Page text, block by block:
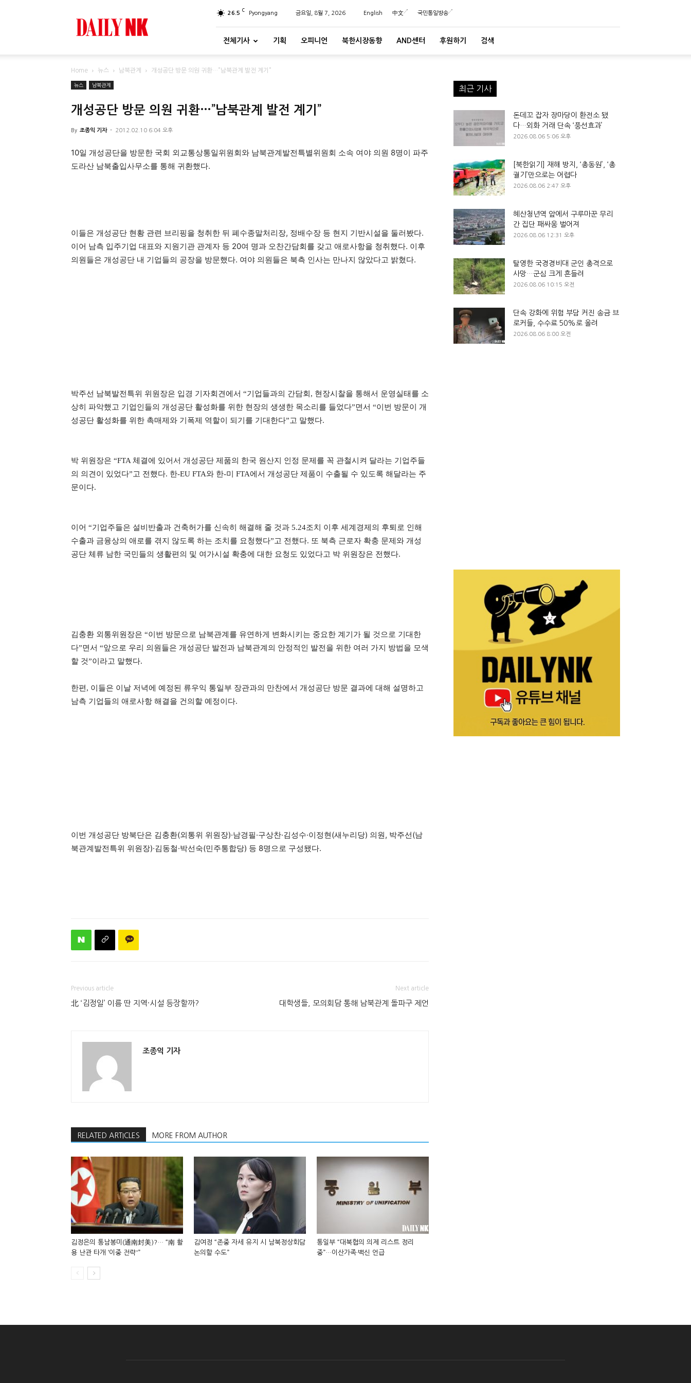
26.5 C Pyongyang 금요일, 8월 7, 2026 English 中文 국민통일방송
전체기사 기획 오피니언 북한시장동향 AND센터 후원하기 검색
Home 뉴스 남북관계 개성공단 방문 의원 귀환…”남북관계 발전 계기”
뉴스 남북관계
개성공단 방문 의원 귀환…”남북관계 발전 계기”
By 조종익 기자 - 2012.02.10 6:04 오후
10일 개성공단을 방문한 국회 외교통상통일위원회와 남북관계발전특별위원회 소속 여야 의원 8명이 파주
도라산 남북출입사무소를 통해 귀환했다.
이들은 개성공단 현황 관련 브리핑을 청취한 뒤 폐수종말처리장, 정배수장 등 현지 기반시설을 둘러봤다.
이어 남측 입주기업 대표와 지원기관 관계자 등 20여 명과 오찬간담회를 갖고 애로사항을 청취했다. 이후
의원들은 개성공단 내 기업들의 공장을 방문했다. 여야 의원들은 북측 인사는 만나지 않았다고 밝혔다.
박주선 남북발전특위 위원장은 입경 기자회견에서 “기업들과의 간담회, 현장시찰을 통해서 운영실태를 소
상히 파악했고 기업인들의 개성공단 활성화를 위한 현장의 생생한 목소리를 들었다”면서 “이번 방문이 개
성공단 활성화를 위한 촉매제와 기폭제 역할이 되기를 기대한다”고 말했다.
박 위원장은 “FTA 체결에 있어서 개성공단 제품의 한국 원산지 인정 문제를 꼭 관철시켜 달라는 기업주들
의 의견이 있었다”고 전했다. 한-EU FTA와 한-미 FTA에서 개성공단 제품이 수출될 수 있도록 해달라는 주
문이다.
이어 “기업주들은 설비반출과 건축허가를 신속히 해결해 줄 것과 5.24조치 이후 세계경제의 후퇴로 인해
수출과 금융상의 애로를 겪지 않도록 하는 조치를 요청했다”고 전했다. 또 북측 근로자 확충 문제와 개성
공단 체류 남한 국민들의 생활편의 및 여가시설 확충에 대한 요청도 있었다고 박 위원장은 전했다.
김충환 외통위원장은 “이번 방문으로 남북관계를 유연하게 변화시키는 중요한 계기가 될 것으로 기대한
다”면서 “앞으로 우리 의원들은 개성공단 발전과 남북관계의 안정적인 발전을 위한 여러 가지 방법을 모색
할 것”이라고 말했다.
한편, 이들은 이날 저녁에 예정된 류우익 통일부 장관과의 만찬에서 개성공단 방문 결과에 대해 설명하고
남측 기업들의 애로사항 해결을 건의할 예정이다.
이번 개성공단 방북단은 김충환(외통위 위원장)·남경필·구상찬·김성수·이정현(새누리당) 의원, 박주선(남
북관계발전특위 위원장)·김동철·박선숙(민주통합당) 등 8명으로 구성됐다.
Previous article
北 ‘김정일’ 이름 딴 지역·시설 등장할까?
Next article
대학생들, 모의회담 통해 남북관계 돌파구 제언
조종익 기자
RELATED ARTICLES MORE FROM AUTHOR
김정은의 통남봉미(通南封美)?… “南 활
용 난관 타개 ‘이중 전략'”
김여정 “존중 자세 유지 시 남북정상회담
논의할 수도”
통일부 “대북협의 의제 리스트 정리
중”…이산가족·백신 언급
최근 기사
돈데꼬 잡자 장마당이 환전소 됐
다…외화 거래 단속 ‘풍선효과’
2026.08.06 5:06 오후
[북한읽기] 재해 방지, ‘총동원’, ‘총
궐기’만으로는 어렵다
2026.08.06 2:47 오후
혜산청년역 앞에서 구루마꾼 무리
간 집단 패싸움 벌어져
2026.08.06 12:31 오후
탈영한 국경경비대 군인 총격으로
사망…군심 크게 흔들려
2026.08.06 10:15 오전
단속 강화에 위험 부담 커진 송금 브
로커들, 수수료 50%로 올려
2026.08.06 8:00 오전